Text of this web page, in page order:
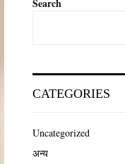
Search
CATEGORIES
Uncategorized
अन्य